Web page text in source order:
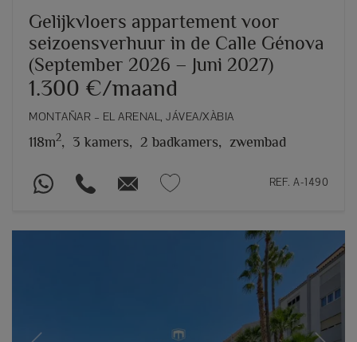
Gelijkvloers appartement voor
seizoensverhuur in de Calle Génova
(September 2026 – Juni 2027)
1.300 €/maand
MONTAÑAR – EL ARENAL, JÁVEA/XÀBIA
118m2, 3 kamers, 2 badkamers, zwembad
REF. A-1490